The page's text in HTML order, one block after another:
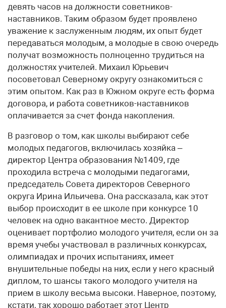
девять часов на должности советников-
наставников. Таким образом будет проявлено
уважение к заслуженным людям, их опыт будет
передаваться молодым, а молодые в свою очередь
получат возможность полноценно трудиться на
должностях учителей. Михаил Юрьевич
посоветовал Северному округу ознакомиться с
этим опытом. Как раз в Южном округе есть форма
договора, и работа советников-наставников
оплачивается за счет фонда накопления.
В разговор о том, как школы выбирают себе
молодых педагогов, включилась хозяйка –
директор Центра образования №1409, где
проходила встреча с молодыми педагогами,
председатель Совета директоров Северного
округа Ирина Ильичева. Она рассказала, как этот
выбор происходит в ее школе при конкурсе 10
человек на одно вакантное место. Директор
оценивает портфолио молодого учителя, если он за
время учебы участвовал в различных конкурсах,
олимпиадах и прочих испытаниях, имеет
внушительные победы на них, если у него красный
диплом, то шансы такого молодого учителя на
прием в школу весьма высоки. Наверное, поэтому,
кстати, так хорошо работает этот Центр